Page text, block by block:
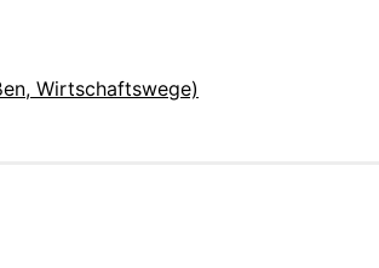
Wirtschaftswege)